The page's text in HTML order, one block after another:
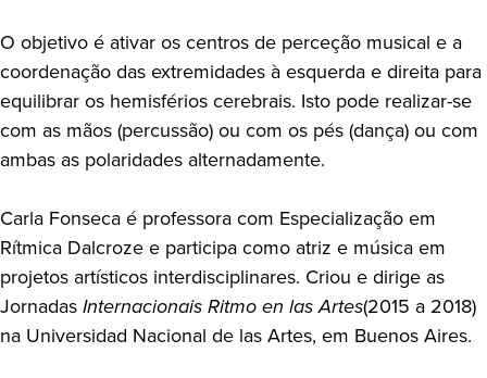
O objetivo é ativar os centros de perceção musical e a
coordenação das extremidades à esquerda e direita para
equilibrar os hemisférios cerebrais. Isto pode realizar-se
com as mãos (percussão) ou com os pés (dança) ou com
ambas as polaridades alternadamente.
Carla Fonseca é professora com Especialização em
Rítmica Dalcroze e participa como atriz e música em
projetos artísticos interdisciplinares. Criou e dirige as
JornadasInternacionais Ritmo en las Artes(2015 a 2018)
na Universidad Nacional de las Artes, em Buenos Aires.